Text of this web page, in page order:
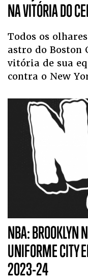
NA VITÓRIA DO
Todos os
astro do Boston
vitória de sua
contra o New
NBA: BROOKLYN
UNIFORME CITY
2023-24